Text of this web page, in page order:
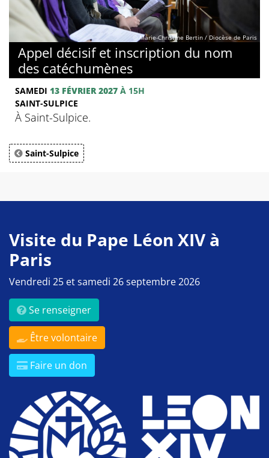
© Marie-Christine Bertin / Diocèse de Paris
Appel décisif et inscription du nom
des catéchumènes
SAMEDI 13 FÉVRIER 2027 À 15H
SAINT-SULPICE
À Saint-Sulpice.
Saint-Sulpice
Visite du Pape Léon XIV à
Paris
Vendredi 25 et samedi 26 septembre 2026
Se renseigner
Être volontaire
Faire un don